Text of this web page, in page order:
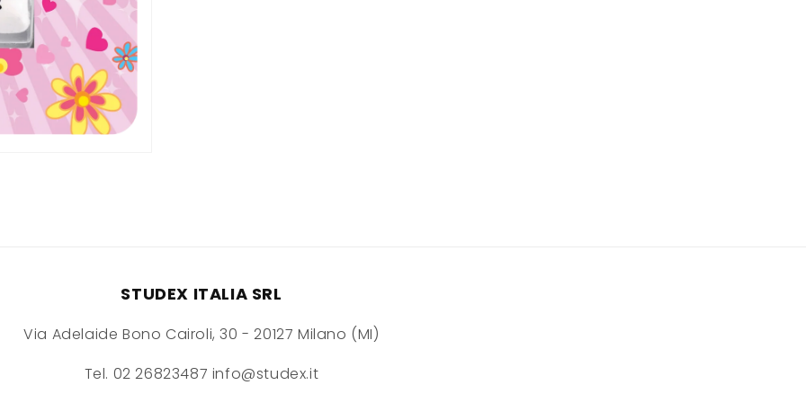
STUDEX ITALIA SRL
Via Adelaide Bono Cairoli, 30 - 20127 Milano (MI)
Tel. 02 26823487 info@studex.it